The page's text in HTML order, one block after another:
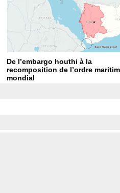
De l’embargo houthi à la
recomposition de l’ordre
mondial